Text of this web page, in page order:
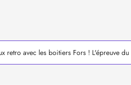
retro avec les boitiers Fors ! L'épreuve